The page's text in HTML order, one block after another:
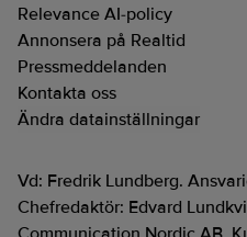
Relevance AI-policy
Annonsera på Realtid
Pressmeddelanden
Kontakta oss
Ändra datainställningar
Vd: Fredrik Lundberg.
Chefredaktör: Edvard